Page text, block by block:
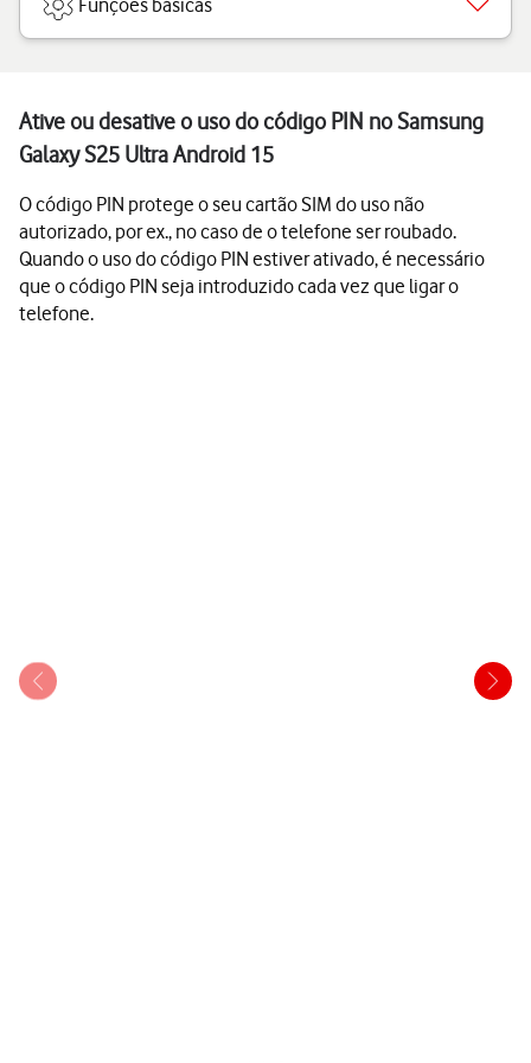
Funções básicas
Ative ou desative o uso do código PIN no Samsung
Galaxy S25 Ultra Android 15
O código PIN protege o seu cartão SIM do uso não
autorizado, por ex., no caso de o telefone ser roubado.
Quando o uso do código PIN estiver ativado, é necessário
que o código PIN seja introduzido cada vez que ligar o
telefone.